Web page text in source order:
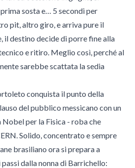
sosta e… 5 secondi per
pit, altro giro, e arriva pure il
il destino decide di porre fine alla
e ritiro. Meglio così, perché al
sarebbe scattata la sedia
conquista il punto della
del pubblico messicano con un
per la Fisica - roba che
Solido, concentrato e sempre
brasiliano ora si prepara a
dalla nonna di Barrichello: